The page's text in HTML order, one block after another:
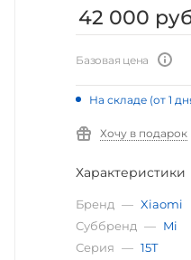
42 000
Базовая цена
На складе (от 1
Хочу в подарок
Характеристики
Бренд — Xiaomi
Суббренд — Mi
Серия — 15T